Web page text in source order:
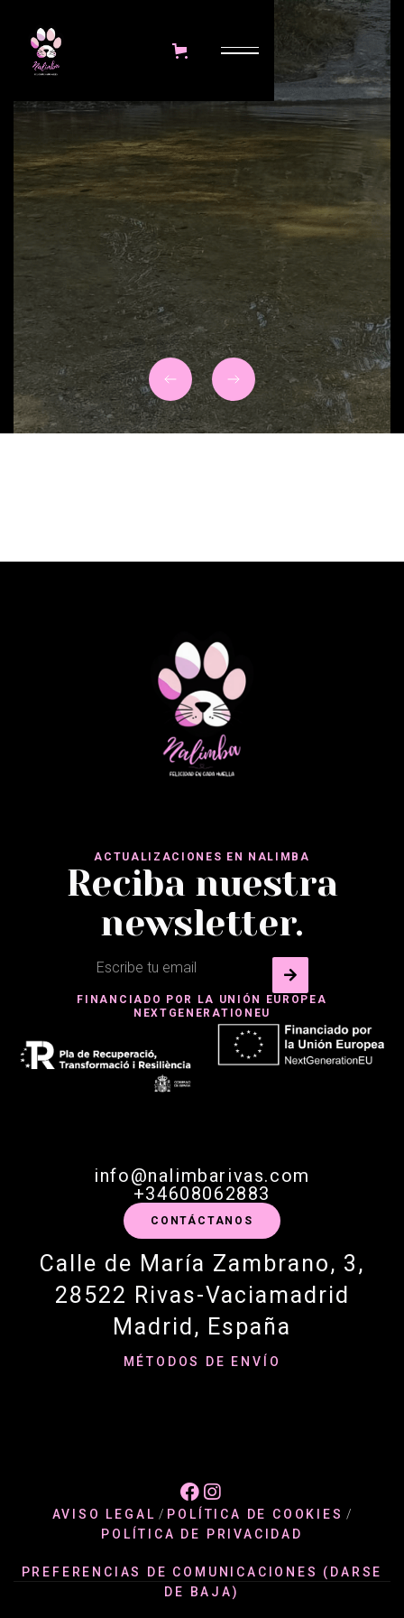
ACTUALIZACIONES EN NALIMBA
Reciba nuestra
newsletter.
FINANCIADO POR LA UNIÓN EUROPEA
NEXTGENERATIONEU
info@nalimbarivas.com
+34608062883
CONTÁCTANOS
Calle de María Zambrano, 3,
28522 Rivas-Vaciamadrid
Madrid, España
MÉTODOS DE ENVÍO
AVISO LEGAL / POLÍTICA DE COOKIES /
POLÍTICA DE PRIVACIDAD
PREFERENCIAS DE COMUNICACIONES (DARSE
DE BAJA)
 